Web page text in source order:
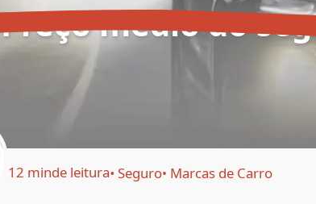
Preço médio do
12 minde leitura Seguro Marcas de Carro